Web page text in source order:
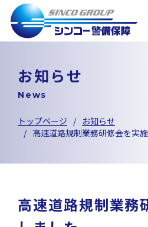
お知らせ
News
トップページ
お知らせ
高速道路規制業務研修会を実
高速道路規制業務